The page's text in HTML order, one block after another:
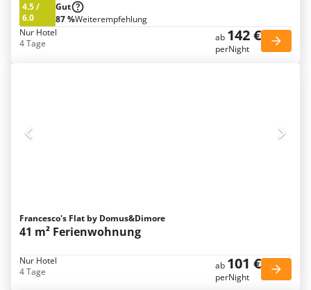
4.5/
6.0
Gut
87 %Weiterempfehlung
Nur Hotel
4 Tage
ab 142 €
perNight
Francesco's Flat by Domus&Dimore
41 m² Ferienwohnung
Nur Hotel
4 Tage
ab 101 €
perNight